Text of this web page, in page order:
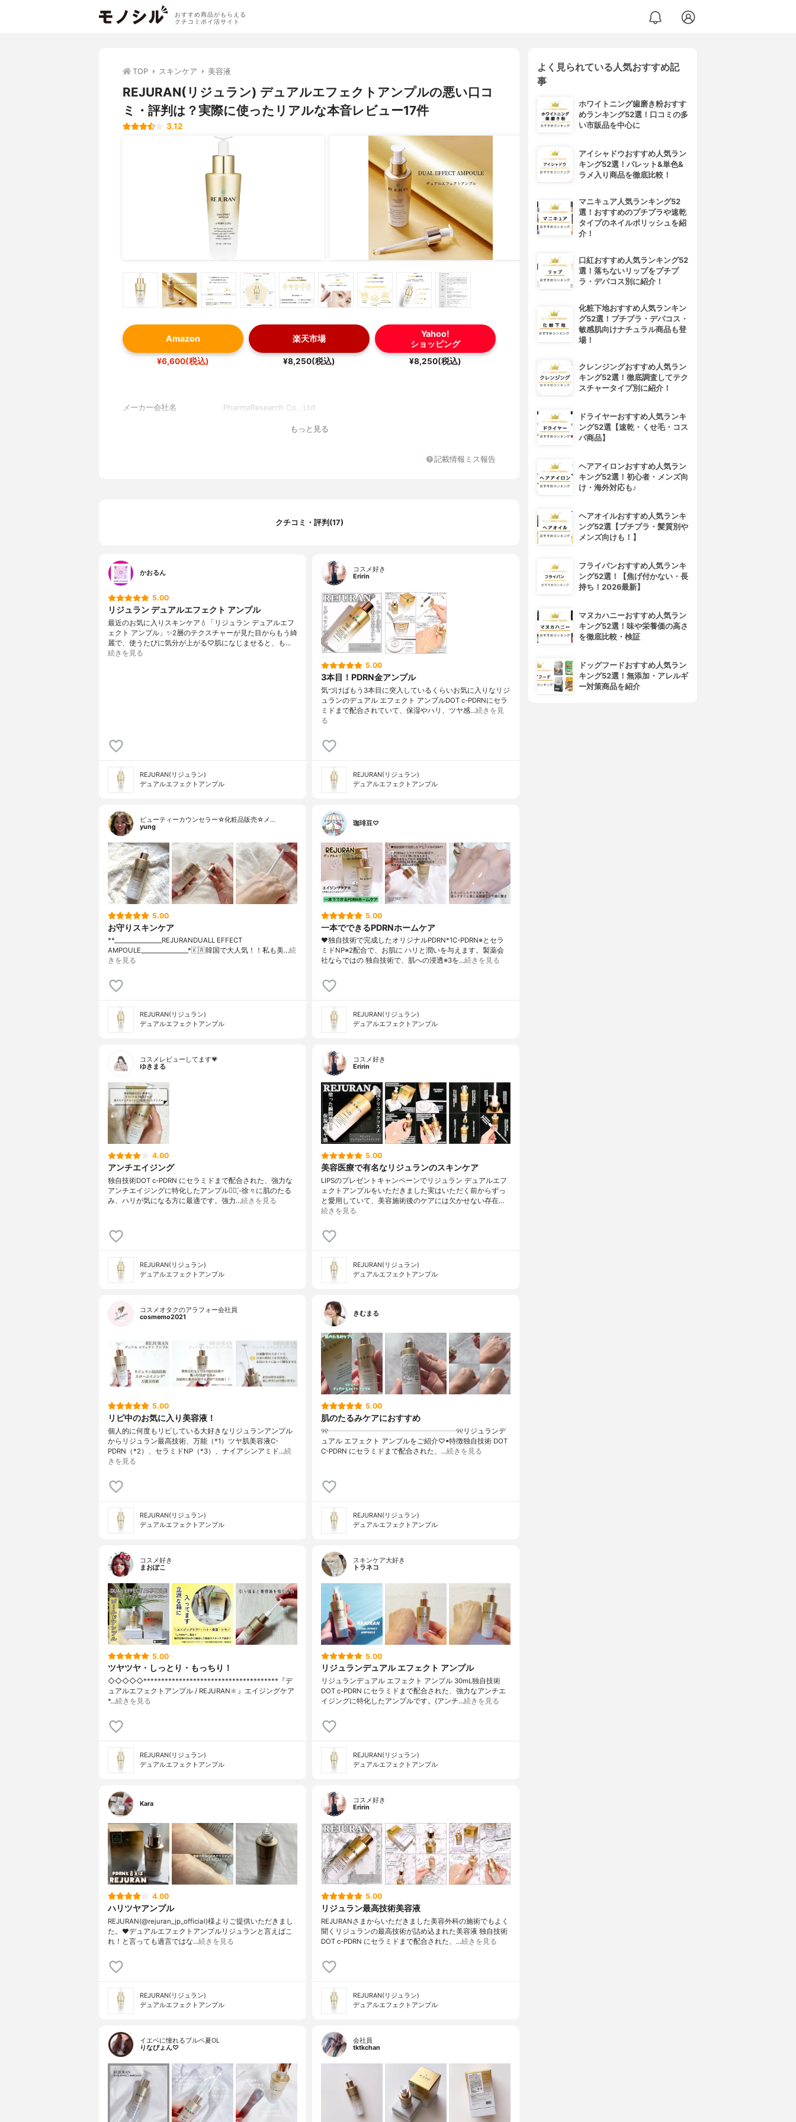
おすすめ商品がもらえる
クチコミポイ活サイト
TOP スキンケア 美容液
REJURAN(リジュラン) デュアルエフェクトアンプルの悪い口コ
ミ・評判は？実際に使ったリアルな本音レビュー17件
3.12
Amazon
¥6,600(税込)
楽天市場
¥8,250(税込)
Yahoo!
ショッピング
¥8,250(税込)
メーカー会社名 PharmaResearch Co., Ltd.
もっと見る
記載情報ミス報告
クチコミ・評判(17)
かおるん
5.00
リジュラン デュアルエフェクト アンプル
最近のお気に入りスキンケア💧「リジュラン デュアルエフ
ェクト アンプル」✨2層のテクスチャーが見た目からもう綺
麗で、使うたびに気分が上がる♡肌になじませると、も…
続きを見る
REJURAN(リジュラン)
デュアルエフェクトアンプル
コスメ好き
Eririn
5.00
3本目！PDRN金アンプル
気づけばもう3本目に突入しているくらいお気に入りなリジ
ュランのデュアル エフェクト アンプルDOT c-PDRNにセラ
ミドまで配合されていて、保湿やハリ、ツヤ感…続きを見
る
REJURAN(リジュラン)
デュアルエフェクトアンプル
ビューティーカウンセラー☆化粧品販売☆メ…
yung
5.00
お守りスキンケア
**⁡________________⁡REJURAN⁡DUALL EFFECT
AMPOULE⁡________________⁡*🇰🇷韓国で大人気！！私も美…続
きを見る
REJURAN(リジュラン)
デュアルエフェクトアンプル
珈琲豆♡
5.00
一本でできるPDRNホームケア
♥独自技術で完成したオリジナルPDRN*1C-PDRN※とセラ
ミドNP※2配合で、お肌に ハリと潤いを与えます。製薬会
社ならではの 独自技術で、肌への浸透※3を…続きを見る
REJURAN(リジュラン)
デュアルエフェクトアンプル
コスメレビューしてます💗
ゆきまる
4.00
アンチエイジング
独自技術DOT c-PDRN にセラミドまで配合された、強力な
アンチエイジングに特化したアンプル👌🏻 ̖́-︎徐々に肌のたる
み、ハリが気になる方に最適です。強力…続きを見る
REJURAN(リジュラン)
デュアルエフェクトアンプル
コスメ好き
Eririn
5.00
美容医療で有名なリジュランのスキンケア
LIPSのプレゼントキャンペーンでリジュラン デュアルエフ
ェクトアンプルをいただきました実はいただく前からずっ
と愛用していて、美容施術後のケアには欠かせない存在…
続きを見る
REJURAN(リジュラン)
デュアルエフェクトアンプル
コスメオタクのアラフォー会社員
cosmemo2021
5.00
リピ中のお気に入り美容液！
個人的に何度もリピしている大好きなリジュランアンプル
からリジュラン最高技術、万能（*1）ツヤ肌美容液C-
PDRN（*2）、セラミドNP（*3）、ナイアシンアミド…続
きを見る
REJURAN(リジュラン)
デュアルエフェクトアンプル
きむまる
5.00
肌のたるみケアにおすすめ
୨୧┈┈┈┈┈┈┈┈┈┈┈┈┈┈┈┈┈┈୨୧リジュランデ
ュアル エフェクト アンプルをご紹介♡▪︎特徴独自技術 DOT
C-PDRN にセラミドまで配合された、…続きを見る
REJURAN(リジュラン)
デュアルエフェクトアンプル
コスメ好き
まおぽこ
5.00
ツヤツヤ・しっとり・もっちり！
◇◇◇◇◇⁡**************************************⁡『デ
ュアルエフェクトアンプル / REJURAN🔆』⁡エイジングケア
*…続きを見る
REJURAN(リジュラン)
デュアルエフェクトアンプル
スキンケア大好き
トラネコ
5.00
リジュランデュアル エフェクト アンプル
リジュランデュアル エフェクト アンプル 30mL独自技術
DOT c-PDRN にセラミドまで配合された、強力なアンチエ
イジングに特化したアンプルです。(アンチ…続きを見る
REJURAN(リジュラン)
デュアルエフェクトアンプル
Kara
4.00
ハリツヤアンプル
REJURAN(@rejuran_jp_official)様よりご提供いただきまし
た。❤︎デュアルエフェクトアンプルリジュランと言えばこ
れ！と言っても過言ではな…続きを見る
REJURAN(リジュラン)
デュアルエフェクトアンプル
コスメ好き
Eririn
5.00
リジュラン最高技術美容液
REJURANさまからいただきました美容外科の施術でもよく
聞くリジュランの最高技術が詰め込まれた美容液 独自技術
DOT c-PDRN にセラミドまで配合された、…続きを見る
REJURAN(リジュラン)
デュアルエフェクトアンプル
イエベに憧れるブルベ夏OL
りなぴょん♡
会社員
tktkchan
よく見られている人気おすすめ記
事
ホワイトニング歯磨き粉おすす
めランキング52選！口コミの多
い市販品を中心に
アイシャドウおすすめ人気ラン
キング52選！パレット&単色&
ラメ入り商品を徹底比較！
マニキュア人気ランキング52
選！おすすめのプチプラや速乾
タイプのネイルポリッシュを紹
介！
口紅おすすめ人気ランキング52
選！落ちないリップをプチプ
ラ・デパコス別に紹介！
化粧下地おすすめ人気ランキン
グ52選！プチプラ・デパコス・
敏感肌向けナチュラル商品も登
場！
クレンジングおすすめ人気ラン
キング52選！徹底調査してテク
スチャータイプ別に紹介！
ドライヤーおすすめ人気ランキ
ング52選【速乾・くせ毛・コス
パ商品】
ヘアアイロンおすすめ人気ラン
キング52選！初心者・メンズ向
け・海外対応も♪
ヘアオイルおすすめ人気ランキ
ング52選【プチプラ・髪質別や
メンズ向けも！】
フライパンおすすめ人気ランキ
ング52選！【焦げ付かない・長
持ち！2026最新】
マヌカハニーおすすめ人気ラン
キング52選！味や栄養価の高さ
を徹底比較・検証
ドッグフードおすすめ人気ラン
キング52選！無添加・アレルギ
ー対策商品を紹介